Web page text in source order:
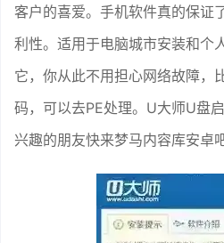
客户的喜爱。手机软件真的保证
利性。适用于电脑城市安装和个
它，你从此不用担心网络故障，
码，可以去PE处理。U大师U盘
兴趣的朋友快来梦马内容库安卓